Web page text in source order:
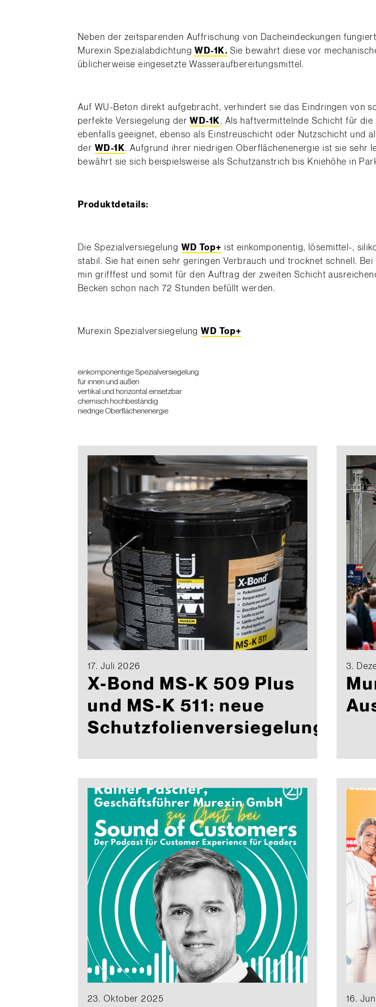
Neben der zeitsparenden Auffrischung von Dacheindeckungen
Murexin SpezialabdichtungWD-1K. Sie bewahrt diese vor
üblicherweise eingesetzte Wasseraufbereitungsmittel.
Auf WU-Beton direkt aufgebracht, verhindert sie das Eindringen von
perfekte Versiegelung derWD-1K. Als haftvermittelnde Schicht für die
ebenfalls geeignet, ebenso als Einstreuschicht oder Nutzschicht und
der WD-1K. Aufgrund ihrer niedrigen Oberflächenenergie ist sie sehr
bewährt sie sich beispielsweise als Schutzanstrich bis Kniehöhe in
Produktdetails:
Die Spezialversiegelung WD Top+ ist einkomponentig, lösemittel-,
stabil. Sie hat einen sehr geringen Verbrauch und trocknet schnell.
min grifffest und somit für den Auftrag der zweiten Schicht
Becken schon nach 72 Stunden befüllt werden.
Murexin SpezialversiegelungWD Top+
einkomponentige Spezialversiegelung
für innen und außen
vertikal und horizontal einsetzbar
chemisch hochbeständig
niedrige Oberflächenenergie
17. Juli 2026
X-Bond MS-K 509 Plus
und MS-K 511: neue
Schutzfolienversiegelung
3.
23. Oktober 2025 16.